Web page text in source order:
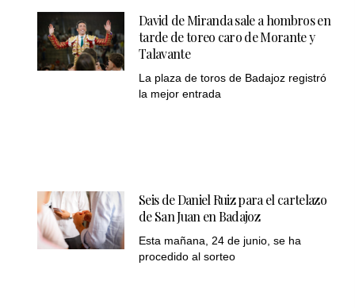
David de Miranda sale a hombros en
tarde de toreo caro de Morante y
Talavante
La plaza de toros de Badajoz registró
la mejor entrada
Seis de Daniel Ruiz para el cartelazo
de San Juan en Badajoz
Esta mañana, 24 de junio, se ha
procedido al sorteo